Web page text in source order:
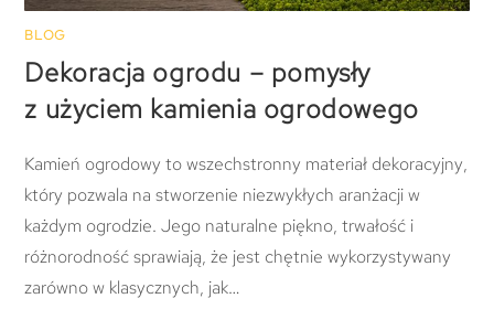
BLOG
Dekoracja ogrodu – pomysły
z użyciem kamienia ogrodowego
Kamień ogrodowy to wszechstronny materiał dekoracyjny,
który pozwala na stworzenie niezwykłych aranżacji w
każdym ogrodzie. Jego naturalne piękno, trwałość i
różnorodność sprawiają, że jest chętnie wykorzystywany
zarówno w klasycznych, jak…